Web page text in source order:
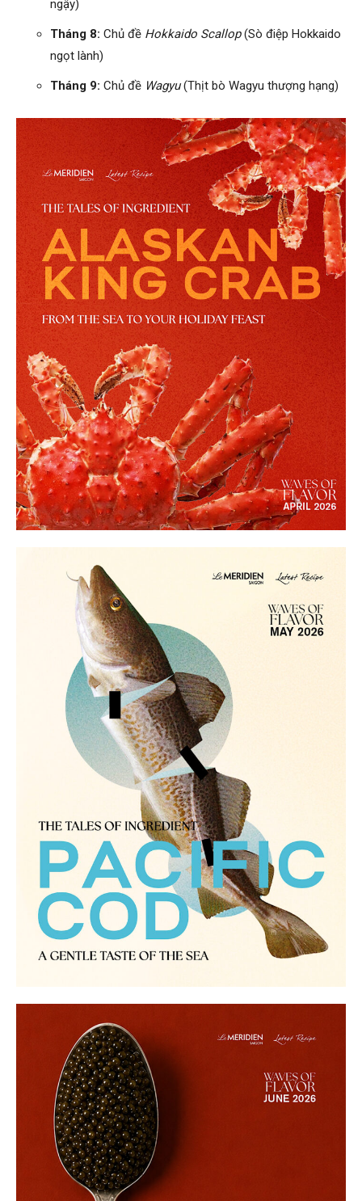
ngậy)
Tháng 8: Chủ đề Hokkaido Scallop(Sò điệp Hokkaido
ngọt lành)
Tháng 9: Chủ đề Wagyu(Thịt bò Wagyu thượng hạng)